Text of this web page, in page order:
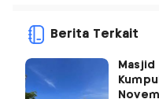
Berita Terkait